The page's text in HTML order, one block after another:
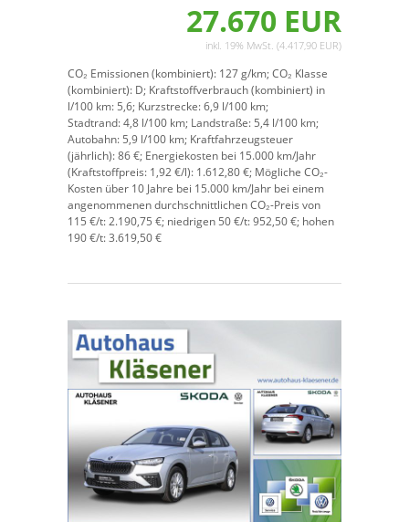
27.670 EUR
inkl. 19% MwSt. (4.417,90 EUR)
CO₂ Emissionen (kombiniert): 127 g/km;CO₂ Klasse
(kombiniert): D; Kraftstoffverbrauch (kombiniert) in
l/100 km: 5,6; Kurzstrecke:6,9 l/100 km;
Stadtrand:4,8 l/100 km; Landstraße: 5,4 l/100 km;
Autobahn: 5,9 l/100 km; Kraftfahrzeugsteuer
(jährlich):86 €; Energiekosten bei 15.000 km/Jahr
(Kraftstoffpreis: 1,92€/l): 1.612,80 €; Mögliche CO₂-
Kosten über 10 Jahre bei 15.000 km/Jahr bei einem
angenommenen durchschnittlichen CO₂-Preis von
115 €/t:2.190,75 €; niedrigen 50 €/t: 952,50 €; hohen
190 €/t: 3.619,50 €